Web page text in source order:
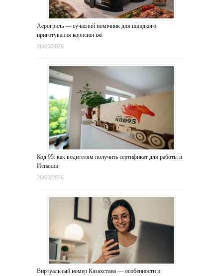
Аерогриль — сучасний помічник для швидкого
приготування корисної їжі
28/05/2026
Код 95: как водителям получить сертификат для работы в
Испании
26/03/2026
Виртуальный номер Казахстана — особенности и